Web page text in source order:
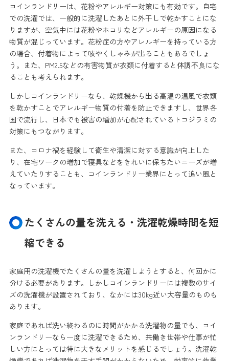
コインランドリーは、花粉やアレルギー対策にも有効です。自宅
での洗濯では、一般的に洗濯したあとに外干しで乾かすことにな
りますが、空気中には花粉やホコリなどアレルギーの原因になる
物質が混じっています。花粉症の方やアレルギーを持っている方
の場合、付着物によって咳やくしゃみが出ることもあるでしょ
う。また、PM2.5などの有害物質が衣類に付着すると体調不良にな
ることも考えられます。
しかしコインランドリーなら、乾燥機から出る高温の温風で衣類
を乾かすことでアレルギー物質の付着を防止できますし、世界各
国で流行し、日本でも被害の増加が心配されているトコジラミの
対策にもつながります。
また、コロナ禍を経験して衛生や清潔に対する意識が向上した
り、在宅ワークの増加で寝具などをきれいに保ちたいニーズが増
えていたりすることも、コインランドリー業界にとって追い風と
なっています。
たくさんの量を洗える・洗濯乾燥時間を短
縮できる
家庭用の洗濯機でたくさんの量を洗濯しようとすると、何回かに
分ける必要があります。しかしコインランドリーには複数のサイ
ズの洗濯機が設置されており、なかには30kg近い大容量のものも
あります。
家庭であれば洗い終わるのに時間がかかる洗濯物の量でも、コイ
ンランドリーなら一度に洗濯できるため、共働き世帯や仕事が忙
しい方にとっては特に大きなメリットを感じるでしょう。洗濯乾